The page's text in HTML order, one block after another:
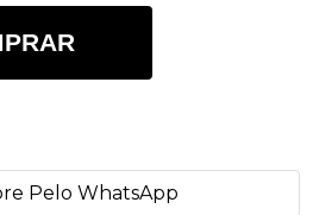
Pelo WhatsApp